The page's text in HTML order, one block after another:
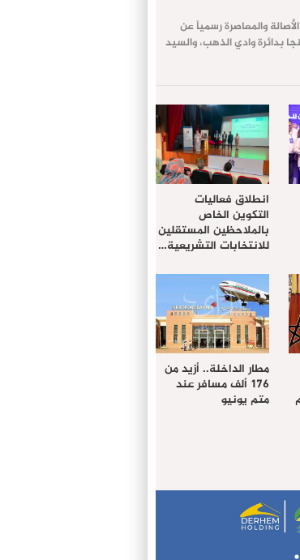
والمعاصرة رسمياً عن
بدائرة وادي الذهب، والسيد
انطلاق فعاليات
التكوين الخاص
بالملاحظين المستقلين
للانتخابات التشريعية…
مطار الداخلة.. أزيد من
176 ألف مسافر عند
متم يونيو